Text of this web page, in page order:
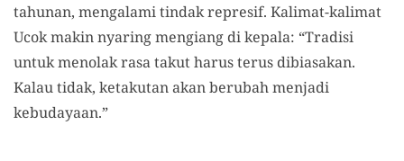
tahunan, mengalami tindak represif. Kalimat-kalimat
Ucok makin nyaring mengiang di kepala: “Tradisi
untuk menolak rasa takut harus terus dibiasakan.
Kalau tidak, ketakutan akan berubah menjadi
kebudayaan.”